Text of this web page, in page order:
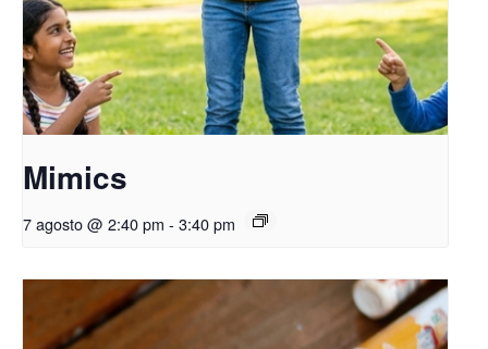
Mimics
7 agosto @ 2:40 pm - 3:40 pm